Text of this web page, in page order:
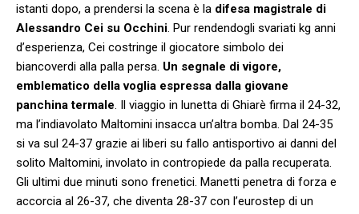
istanti dopo, a prendersi la scena è la difesa magistrale di
Alessandro Cei su Occhini. Pur rendendogli svariati kg anni
d’esperienza, Cei costringe il giocatore simbolo dei
biancoverdi alla palla persa. Un segnale di vigore,
emblematico della voglia espressa dalla giovane
panchina termale. Il viaggio in lunetta di Ghiarè firma il 24-32,
ma l’indiavolato Maltomini insacca un’altra bomba. Dal 24-35
si va sul 24-37 grazie ai liberi su fallo antisportivo ai danni del
solito Maltomini, involato in contropiede da palla recuperata.
Gli ultimi due minuti sono frenetici. Manetti penetra di forza e
accorcia al 26-37, che diventa 28-37 con l’eurostep di un